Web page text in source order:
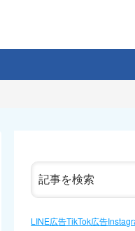
LINE広告TikTok広告